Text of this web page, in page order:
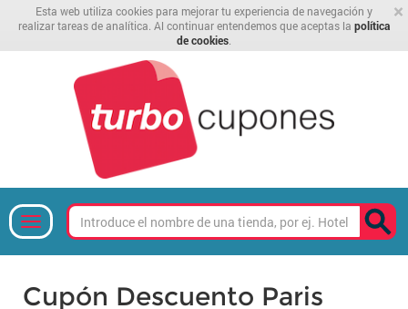
×
Esta web utiliza cookies para mejorar tu experiencia de navegación y
realizar tareas de analítica. Al continuar entendemos que aceptas la política
de cookies
Cupón Descuento Paris